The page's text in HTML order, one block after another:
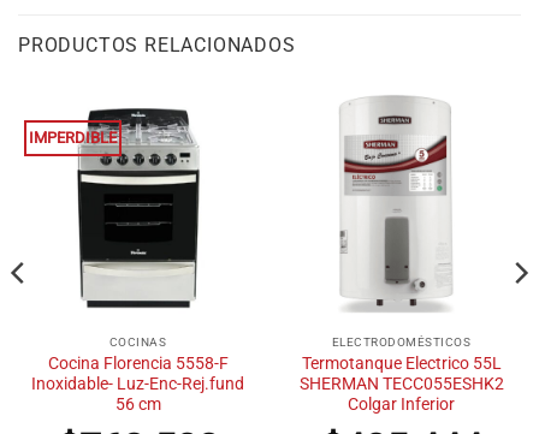
PRODUCTOS RELACIONADOS
IMPERDIBLE
COCINAS
Cocina Florencia 5558-F
Inoxidable- Luz-Enc-Rej.fund
56 cm
ELECTRODOMÉSTICOS
Termotanque Electrico 55L
SHERMAN TECC055ESHK2
Colgar Inferior